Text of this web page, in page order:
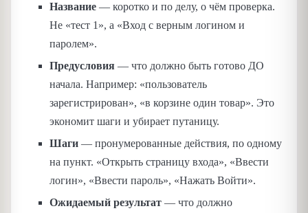
Название — коротко и по делу, о чём проверка.
Не «тест 1», а «Вход с верным логином и
паролем».
Предусловия — что должно быть готово ДО
начала. Например: «пользователь
зарегистрирован», «в корзине один товар». Это
экономит шаги и убирает путаницу.
Шаги — пронумерованные действия, по одному
на пункт. «Открыть страницу входа», «Ввести
логин», «Ввести пароль», «Нажать Войти».
Ожидаемый результат — что должно